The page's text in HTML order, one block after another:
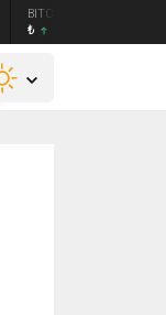
BITCOIN
₺